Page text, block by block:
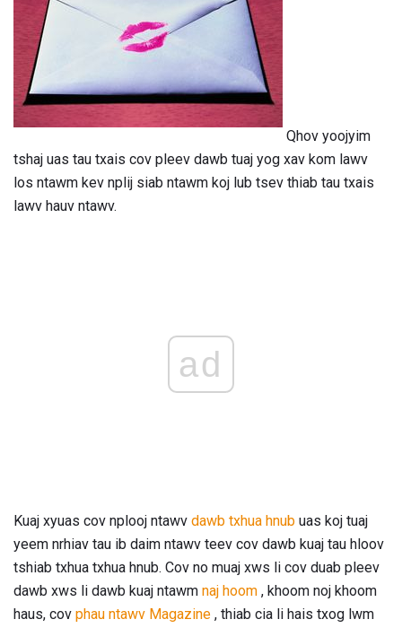
Qhov yoojyim
tshaj uas tau txais cov pleev dawb tuaj yog xav kom lawv
los ntawm kev nplij siab ntawm koj lub tsev thiab tau txais
lawv hauv ntawv.
ad
Kuaj xyuas cov nplooj ntawv dawb txhua hnub uas koj tuaj
yeem nrhiav tau ib daim ntawv teev cov dawb kuaj tau hloov
tshiab txhua txhua hnub. Cov no muaj xws li cov duab pleev
dawb xws li dawb kuaj ntawm naj hoom , khoom noj khoom
haus, cov phau ntawv Magazine , thiab cia li hais txog lwm